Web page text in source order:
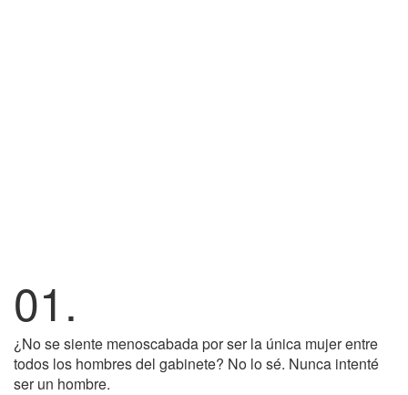
01.
¿No se siente menoscabada por ser la única mujer entre
todos los hombres del gabinete? No lo sé. Nunca intenté
ser un hombre.